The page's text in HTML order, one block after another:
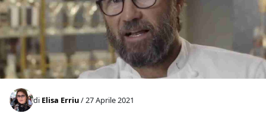
di Elisa Erriu/ 27 Aprile 2021